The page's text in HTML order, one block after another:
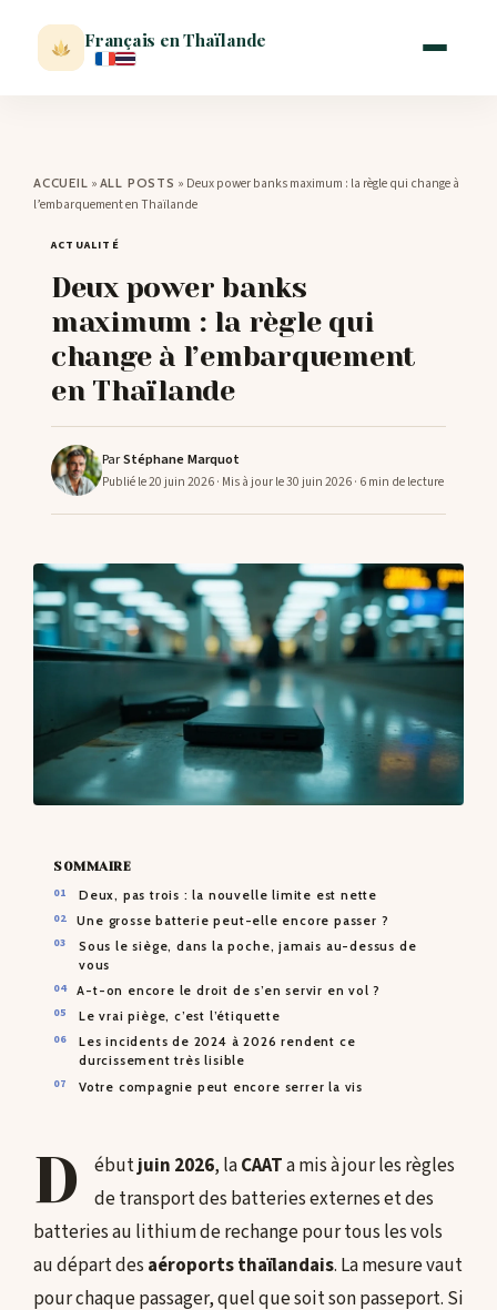
Français en Thaïlande
VISITER
MÉTÉO
EXPATRIATION
BLOG
CONTACTS
ACCUEIL » ALL POSTS » Deux power banks maximum : la règle qui change à
l’embarquement en Thaïlande
ACTUALITÉ
Deux power banks
maximum : la règle qui
change à l’embarquement
en Thaïlande
ParStéphane Marquot
Publié le 20 juin 2026· Mis à jour le 30 juin 2026· 6 min de lecture
SOMMAIRE
Deux, pas trois : la nouvelle limite est nette
Une grosse batterie peut-elle encore passer ?
Sous le siège, dans la poche, jamais au-dessus de
vous
A-t-on encore le droit de s’en servir en vol ?
Le vrai piège, c’est l’étiquette
Les incidents de 2024 à 2026 rendent ce
durcissement très lisible
Votre compagnie peut encore serrer la vis
D ébutjuin 2026, laCAATa mis à jour les règles
de transport des batteries externes et des
batteries au lithium de rechange pour tous les vols
au départ des aéroports thaïlandais. La mesure vaut
pour chaque passager, quel que soit son passeport. Si